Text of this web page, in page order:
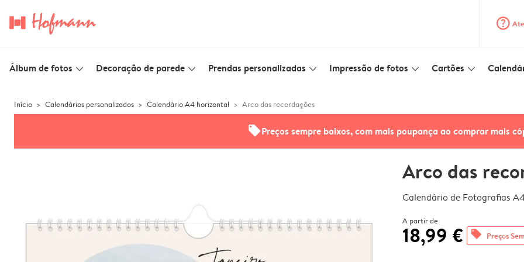
question_mark_circle
Álbum de fotos slim_arrow_down Decoração de parede slim_arrow_down Prendas personalizadas slim_arrow_down Impressão de fotos slim_arrow_down Cartões slim_arrow_down
Início Calendários personalizados Calendário A4 horizontal Arco das recordações
offersPreços sempre baixos, com mais poupança ao comprar mais
Arco das
Calendário de Fotografias
A partir de
18,99 € offers Preços